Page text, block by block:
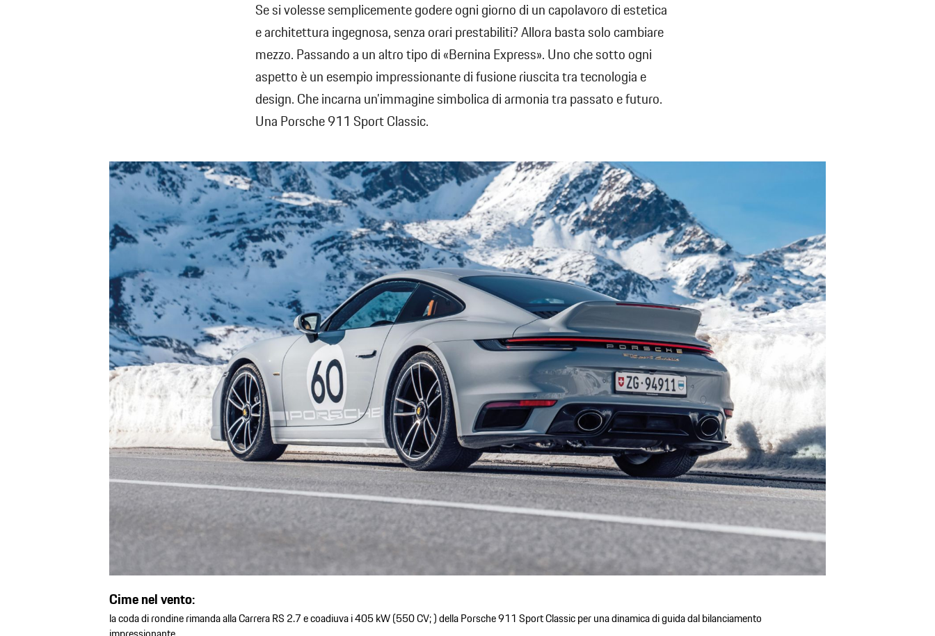
Se si volesse semplicemente godere ogni giorno di un capolavoro di estetica
e architettura ingegnosa, senza orari prestabiliti? Allora basta solo cambiare
mezzo. Passando a un altro tipo di «Bernina Express». Uno che sotto ogni
aspetto è un esempio impressionante di fusione riuscita tra tecnologia e
design. Che incarna un’immagine simbolica di armonia tra passato e futuro.
Una Porsche 911 Sport Classic.
Cime nel vento:
la coda di rondine rimanda alla Carrera RS 2.7 e coadiuva i 405 kW (550 CV; ) della Porsche 911 Sport Classic per una dinamica di guida dal bilanciamento